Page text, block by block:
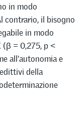
in modo
contrario, il bisogno
in modo
(β = 0,275, p <
all’autonomia e
della